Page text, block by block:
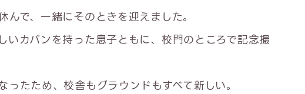
で、一緒にそのときを迎えました。
いカバンを持った息子ともに、校門のところで記念撮
ったため、校舎もグラウンドもすべて新しい。